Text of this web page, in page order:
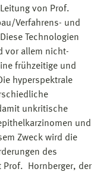
von Prof.
Verfahrens- und
Technologien
vor allem nicht-
frühzeitige und
hyperspektrale
unkritische
und
Zweck wird die
des
Prof. Hornberger, der